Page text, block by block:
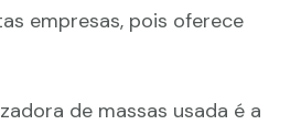
empresas, pois oferece
de massas usada é a